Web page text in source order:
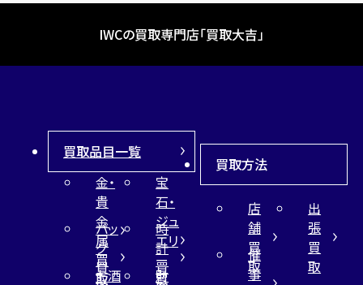
IWCの買取専門店「買取大吉」
買取品目一覧
金・
貴
金
属
買
取
宝
石・
ジュ
エリ
ー
買
バッ
グ
買
時
計
買
お酒
財
買取方法
店
舗
買
取
出
張
買
取
催
事